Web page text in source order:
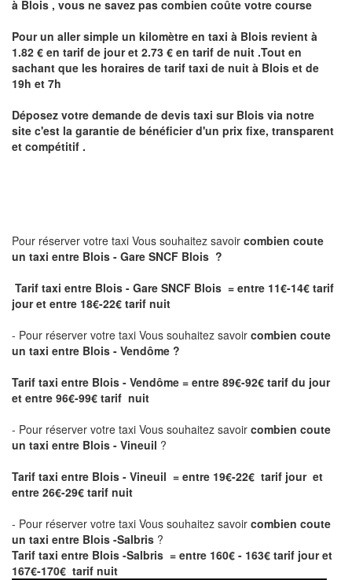
à Blois , vous ne savez pas combien coûte votre course
Pour un aller simple un kilomètre en taxi à Blois revient à
1.82 € en tarif de jour et 2.73 € en tarif de nuit .Tout en
sachant que les horaires de tarif taxi de nuit à Blois et de
19h et 7h
Déposez votre demande de devis taxi sur Blois via notre
site c'est la garantie de bénéficier d'un prix fixe, transparent
et compétitif .
Pour réserver votre taxi Vous souhaitez savoir combien coute
un taxi entre Blois - Gare SNCF Blois ?
Tarif taxi entre Blois - Gare SNCF Blois = entre 11€-14€ tarif
jour et entre 18€-22€ tarif nuit
- Pour réserver votre taxi Vous souhaitez savoir combien coute
un taxi entre Blois - Vendôme ?
Tarif taxi entre Blois - Vendôme = entre 89€-92€ tarif du jour
et entre 96€-99€ tarif nuit
- Pour réserver votre taxi Vous souhaitez savoir combien coute
un taxi entre Blois - Vineuil ?
Tarif taxi entre Blois - Vineuil = entre 19€-22€ tarif jour et
entre 26€-29€ tarif nuit
- Pour réserver votre taxi Vous souhaitez savoir combien coute
un taxi entre Blois -Salbris ?
Tarif taxi entre Blois -Salbris = entre 160€ - 163€ tarif jour et
167€-170€ tarif nuit